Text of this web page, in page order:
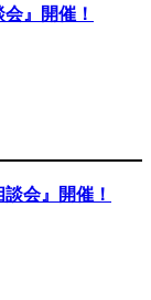
』開催！
会』開催！